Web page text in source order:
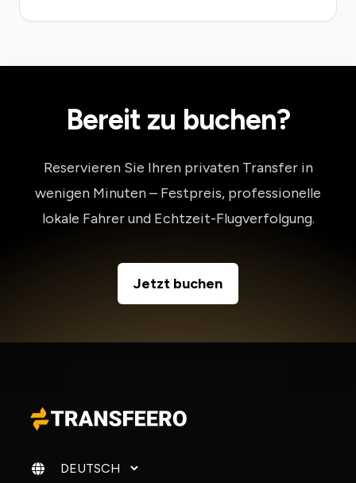
Bereit zu buchen?
Reservieren Sie Ihren privaten Transfer in
wenigen Minuten – Festpreis, professionelle
lokale Fahrer und Echtzeit-Flugverfolgung.
Jetzt buchen
Sprache ändern